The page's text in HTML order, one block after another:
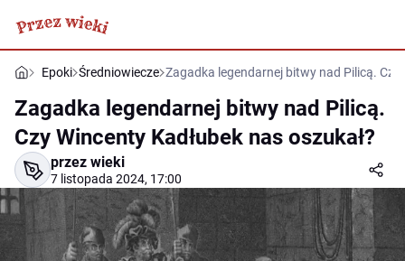
Epoki Średniowiecze Zagadka legendarnej bitwy nad Pilicą. Czy
Zagadka legendarnej bitwy nad Pilicą.
Czy Wincenty Kadłubek nas oszukał?
przez wieki
7 listopada 2024, 17:00